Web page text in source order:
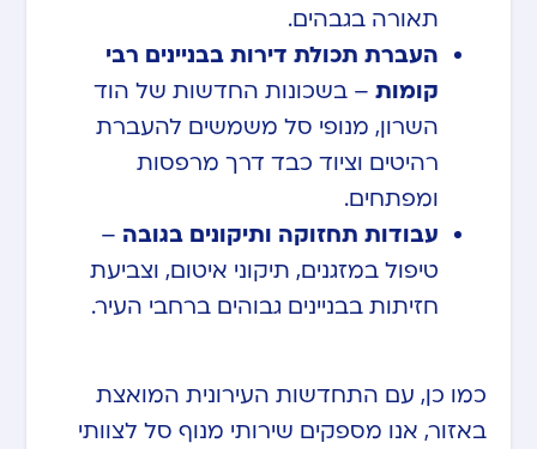
תאורה בגבהים.
העברת תכולת דירות בבניינים רבי
קומות – בשכונות החדשות של הוד
השרון, מנופי סל משמשים להעברת
רהיטים וציוד כבד דרך מרפסות
ומפתחים.
עבודות תחזוקה ותיקונים בגובה –
טיפול במזגנים, תיקוני איטום, וצביעת
חזיתות בבניינים גבוהים ברחבי העיר.
כמו כן, עם התחדשות העירונית המואצת
באזור, אנו מספקים שירותי מנוף סל לצוותי